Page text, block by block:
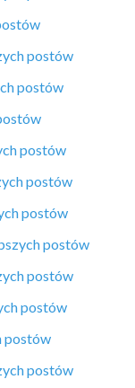
postów
postów
postów
postów
postów
postów
postów
postów
postów
postów